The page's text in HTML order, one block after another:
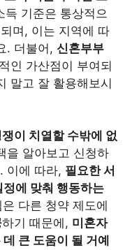
득 기준은 통상적으
며, 이는 지역에 따
. 더불어, 신혼부부
인 가산점이 부여되
말고 잘 활용해보시
이 치열할 수밖에 없
을 알아보고 신청하
이에 따라, 필요한 서
에 맞춰 행동하는
다른 청약 제도에
하기 때문에, 미혼자
큰 도움이 될 거예